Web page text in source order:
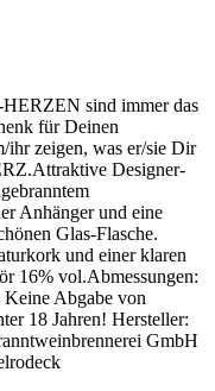
sind immer das
für Deinen
ihr zeigen, was er/sie Dir
Designer-
Anhänger und eine
Glas-Flasche.
und einer klaren
16% vol.Abmessungen:
Keine Abgabe von
18 Jahren! Hersteller:
GmbH